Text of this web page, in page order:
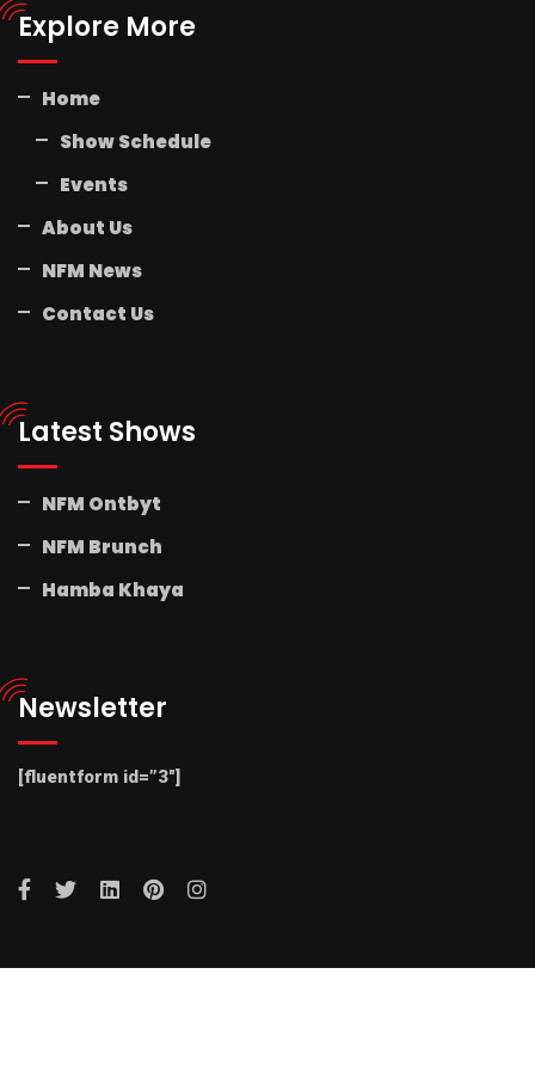
Explore More
Home
Show Schedule
Events
About Us
NFM News
Contact Us
Latest Shows
NFM Ontbyt
NFM Brunch
Hamba Khaya
Newsletter
[fluentform id=”3″]